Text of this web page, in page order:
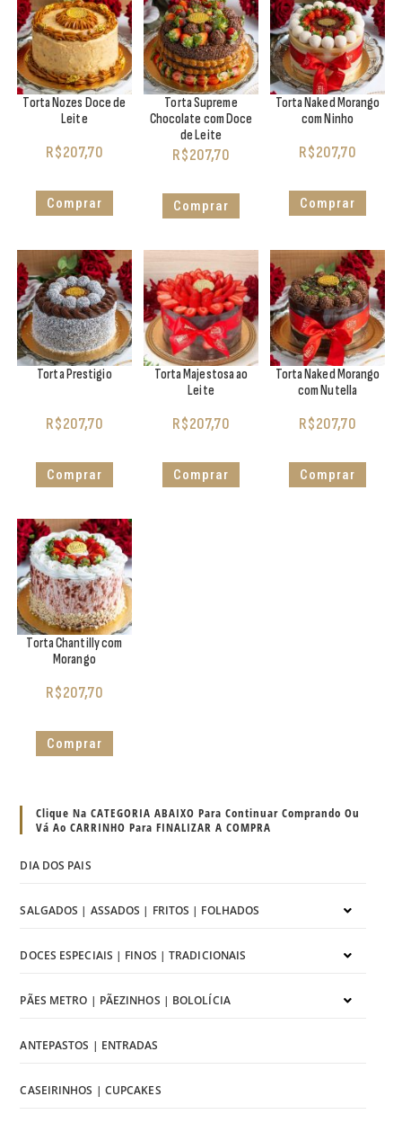
Torta Nozes Doce de
Leite
R$207,70
Comprar
Torta Supreme
Chocolate com Doce
de Leite
R$207,70
Comprar
Torta Naked Morango
com Ninho
R$207,70
Comprar
Torta Prestigio
R$207,70
Comprar
Torta Majestosa ao
Leite
R$207,70
Comprar
Torta Naked Morango
com Nutella
R$207,70
Comprar
Torta Chantilly com
Morango
R$207,70
Comprar
Clique Na CATEGORIA ABAIXO Para Continuar Comprando Ou
Vá Ao CARRINHO Para FINALIZAR A COMPRA
DIA DOS PAIS
SALGADOS | ASSADOS | FRITOS | FOLHADOS
DOCES ESPECIAIS | FINOS | TRADICIONAIS
PÃES METRO | PÃEZINHOS | BOLOLÍCIA
ANTEPASTOS | ENTRADAS
CASEIRINHOS | CUPCAKES